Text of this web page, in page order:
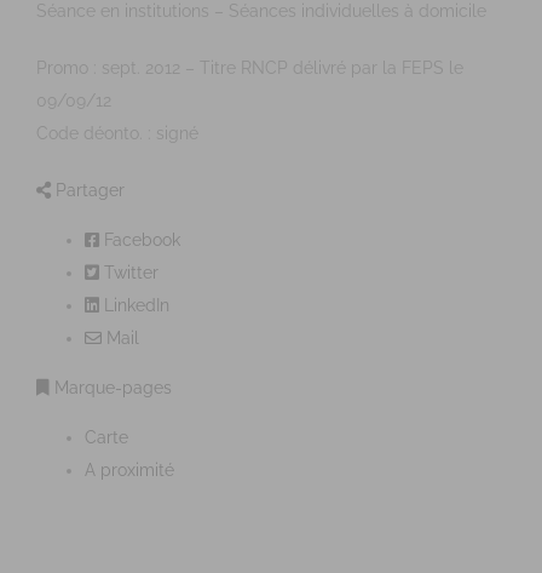
Séance en institutions – Séances individuelles à domicile
Promo : sept. 2012 – Titre RNCP délivré par la FEPS le
09/09/12
Code déonto. : signé
Partager
Facebook
Twitter
LinkedIn
Mail
Marque-pages
Carte
A proximité